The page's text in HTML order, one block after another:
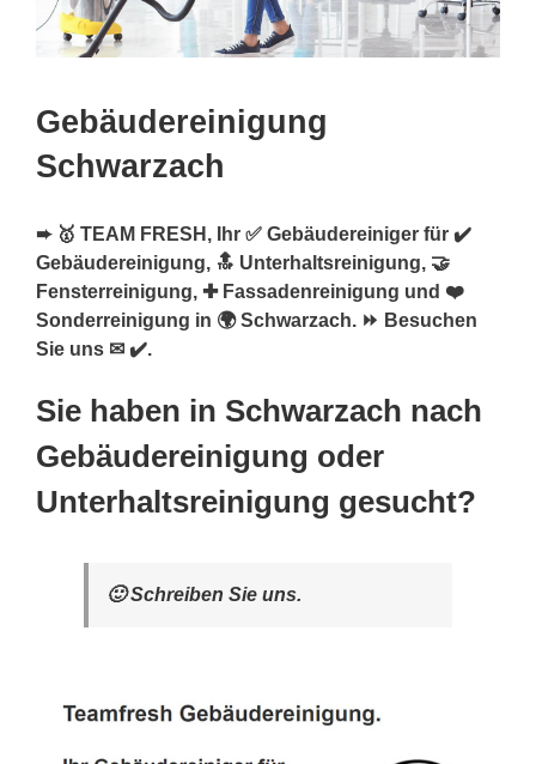
Gebäudereinigung
Schwarzach
➨ 🥇 TEAM FRESH, Ihr ✅ Gebäudereiniger für ✔️
Gebäudereinigung, 🔝 Unterhaltsreinigung, 🤝
Fensterreinigung, ✚ Fassadenreinigung und ❤️
Sonderreinigung in 🌍 Schwarzach. ⏩ Besuchen
Sie uns ✉ ✔️.
Sie haben in Schwarzach nach
Gebäudereinigung oder
Unterhaltsreinigung gesucht?
🙂 Schreiben Sie uns.